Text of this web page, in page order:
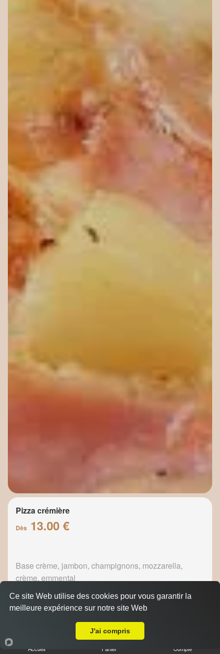
Pizza crémière
Dès 13.00 €
Base crème, jambon, champignons, mozzarella,
crème, emmental
13.50 €
Accueil Panier Compte
Ce site Web utilise des cookies pour vous garantir la
meilleure expérience sur notre site Web
J'ai compris